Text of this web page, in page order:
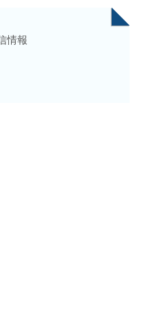
情報